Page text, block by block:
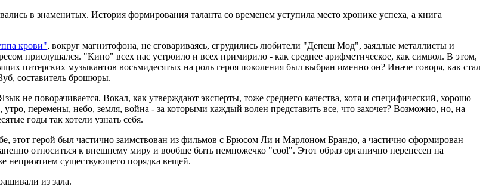
в знаменитых. История формирования таланта со временем уступила место хронике успеха, а книга
крови", вокруг магнитофона, не сговариваясь, сгрудились любители "Депеш Мод", заядлые металлисты и
прислушался. "Кино" всех нас устроило и всех примирило - как среднее арифметическое, как символ. В этом,
питерских музыкантов восьмидесятых на роль героя поколения был выбран именно он? Иначе говоря, как стал
составитель брошюры.
не поворачивается. Вокал, как утверждают эксперты, тоже среднего качества, хотя и специфический, хорошо
перемены, небо, земля, война - за которыми каждый волен представить все, что захочет? Возможно, но, на
годы так хотели узнать себя.
герой был частично заимствован из фильмов с Брюсом Ли и Марлоном Брандо, а частично сформирован
относиться к внешнему миру и вообще быть немножечко "cool". Этот образ органично перенесен на
неприятием существующего порядка вещей.
из зала.